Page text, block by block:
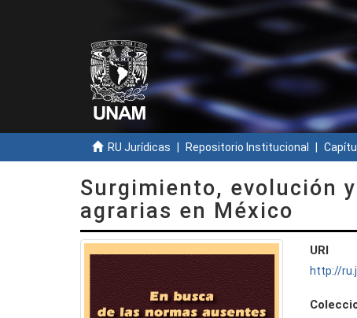
RU Jurídicas Repositorio Institucional
Surgimiento, evolución
agrarias en México
URI
http://